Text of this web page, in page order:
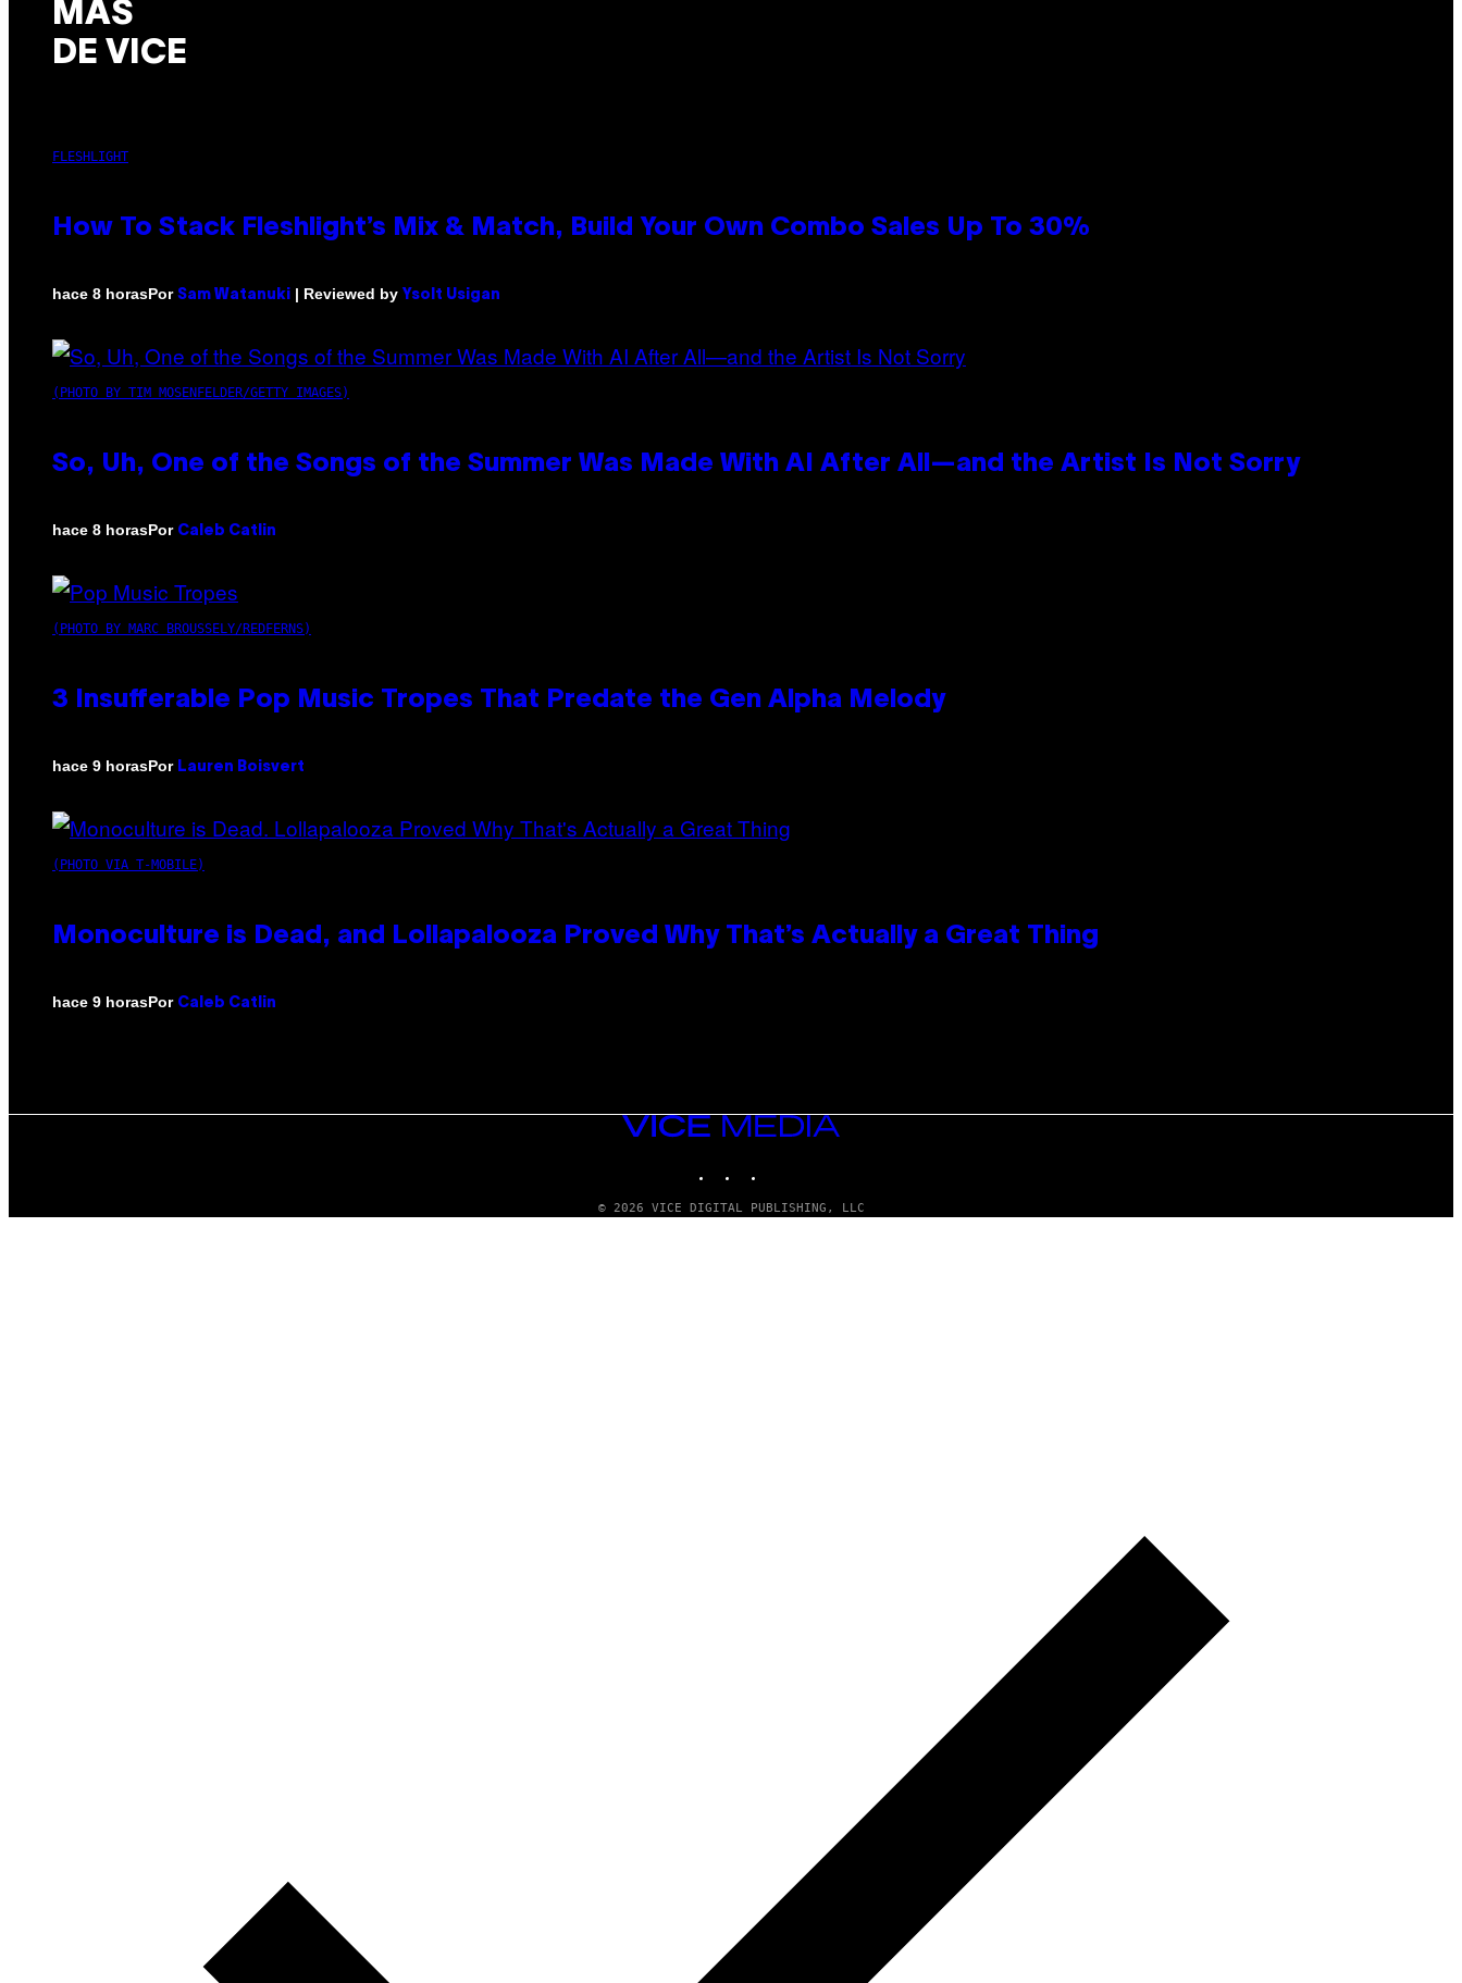
MÁS
DE VICE
FLESHLIGHT
How To Stack Fleshlight’s Mix & Match, Build Your Own Combo Sales Up To 30%
hace 8 horasPor Sam Watanuki | Reviewed by Ysolt Usigan
(PHOTO BY TIM MOSENFELDER/GETTY IMAGES)
So, Uh, One of the Songs of the Summer Was Made With AI After All—and the Artist Is Not Sorry
hace 8 horasPor Caleb Catlin
(PHOTO BY MARC BROUSSELY/REDFERNS)
3 Insufferable Pop Music Tropes That Predate the Gen Alpha Melody
hace 9 horasPor Lauren Boisvert
(PHOTO VIA T-MOBILE)
Monoculture is Dead, and Lollapalooza Proved Why That’s Actually a Great Thing
hace 9 horasPor Caleb Catlin
VICE
MEDIA
© 2026 VICE DIGITAL PUBLISHING, LLC